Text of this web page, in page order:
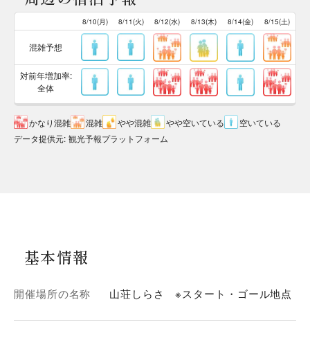
8/10(月) 8/11(火) 8/12(水) 8/13(木) 8/14(金) 8/15(土)
混雑予想
対前年増加率:
全体
かなり混雑 混雑 やや混雑 やや空いている
空いている
データ提供元: 観光予報プラットフォーム
基本情報
開催場所の名称 山荘しらさ ※スタート・ゴール地点